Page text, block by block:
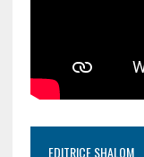
EDITRICE SHALOM